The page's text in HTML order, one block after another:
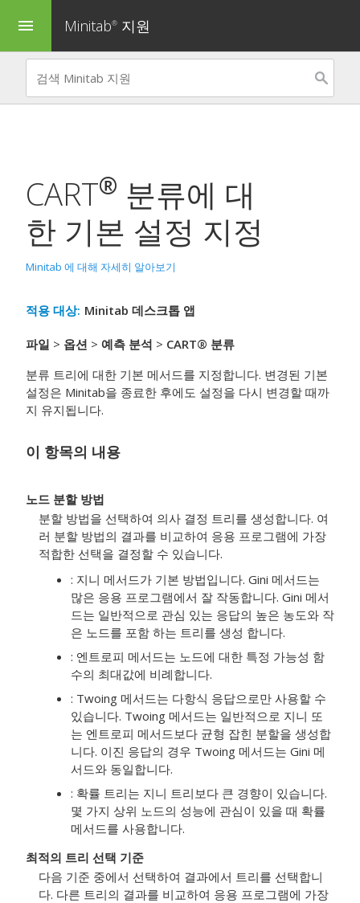
menu Minitab® 지원
CART® 분류에 대
한 기본 설정 지정
Minitab 에 대해 자세히 알아보기
적용 대상: Minitab 데스크톱 앱
파일 > 옵션 > 예측 분석 > CART® 분류
분류 트리에 대한 기본 메서드를 지정합니다. 변경된 기본
설정은 Minitab을 종료한 후에도 설정을 다시 변경할 때까
지 유지됩니다.
이 항목의 내용
노드 분할 방법
분할 방법을 선택하여 의사 결정 트리를 생성합니다. 여
러 분할 방법의 결과를 비교하여 응용 프로그램에 가장
적합한 선택을 결정할 수 있습니다.
: 지니 메서드가 기본 방법입니다. Gini 메서드는
많은 응용 프로그램에서 잘 작동합니다. Gini 메서
드는 일반적으로 관심 있는 응답의 높은 농도와 작
은 노드를 포함 하는 트리를 생성 합니다.
: 엔트로피 메서드는 노드에 대한 특정 가능성 함
수의 최대값에 비례합니다.
: Twoing 메서드는 다항식 응답으로만 사용할 수
있습니다. Twoing 메서드는 일반적으로 지니 또
는 엔트로피 메서드보다 균형 잡힌 분할을 생성합
니다. 이진 응답의 경우 Twoing 메서드는 Gini 메
서드와 동일합니다.
: 확률 트리는 지니 트리보다 큰 경향이 있습니다.
몇 가지 상위 노드의 성능에 관심이 있을 때 확률
메서드를 사용합니다.
최적의 트리 선택 기준
다음 기준 중에서 선택하여 결과에서 트리를 선택합니
다. 다른 트리의 결과를 비교하여 응용 프로그램에 가장